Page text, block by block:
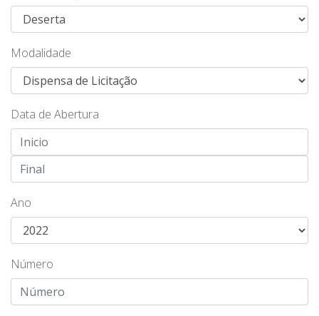
Modalidade
Data de Abertura
Ano
Número